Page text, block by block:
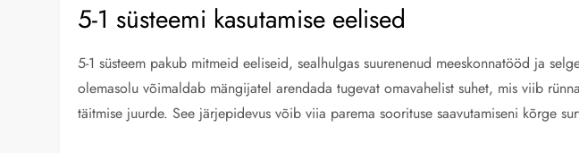
5-1 süsteemi kasutamise eelised
5-1 süsteem pakub mitmeid eeliseid, sealhulgas suurenenud meeskonnatööd ja
olemasolu võimaldab mängijatel arendada tugevat omavahelist suhet, mis viib
täitmise juurde. See järjepidevus võib viia parema soorituse saavutamiseni kõrge